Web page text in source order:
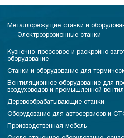
Металлорежущие станки и
Электроэрозионные станки
Кузнечно-прессовое и раскройно
оборудование
Станки и оборудование для
Вентиляционное оборудование для
воздуховодов и промышленной
Деревообрабатывающие станки
Оборудование для автосервисов и
Производственная мебель